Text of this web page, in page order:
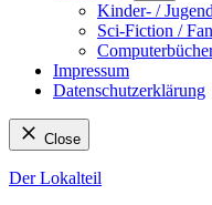
Kinder- /
Sci-Fiction /
Impressum
Datenschutzerklärung
Close
Skip
Der Lokalteil